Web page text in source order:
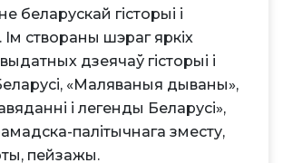
беларускай гісторыі і
створаны шэраг яркіх
дзеячаў гісторыі і
«Маляваныя дываны»,
і легенды Беларусі»,
палітычнага зместу,
пейзажы.